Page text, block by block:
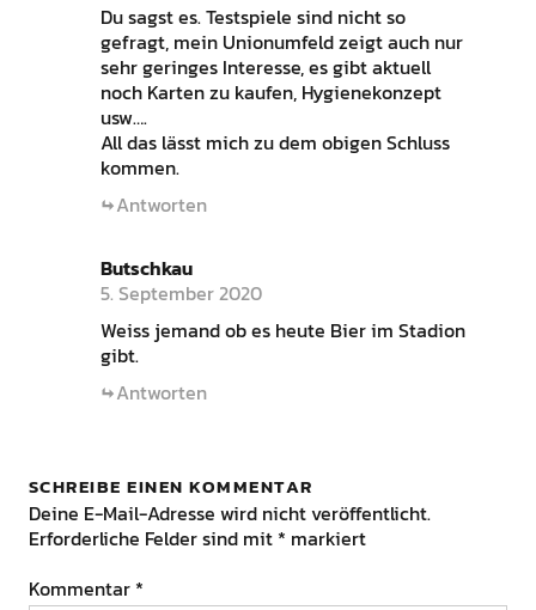
Du sagst es. Testspiele sind nicht so
gefragt, mein Unionumfeld zeigt auch nur
sehr geringes Interesse, es gibt aktuell
noch Karten zu kaufen, Hygienekonzept
usw….
All das lässt mich zu dem obigen Schluss
kommen.
Antworten
Butschkau
5. September 2020
Weiss jemand ob es heute Bier im Stadion
gibt.
Antworten
SCHREIBE EINEN KOMMENTAR
Deine E-Mail-Adresse wird nicht veröffentlicht.
Erforderliche Felder sind mit * markiert
Kommentar *